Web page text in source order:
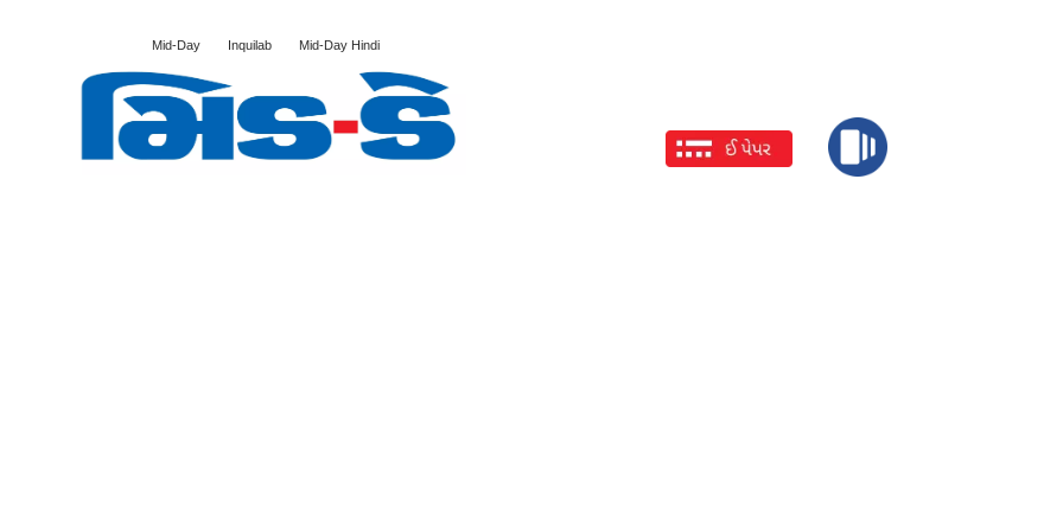
Mid-Day Inquilab Mid-Day Hindi